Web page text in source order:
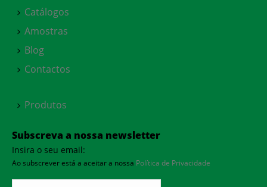
Catálogos
Amostras
Blog
Contactos
Produtos
Subscreva a nossa newsletter
Insira o seu email:
Ao subscrever está a aceitar a nossa Política de Privacidade